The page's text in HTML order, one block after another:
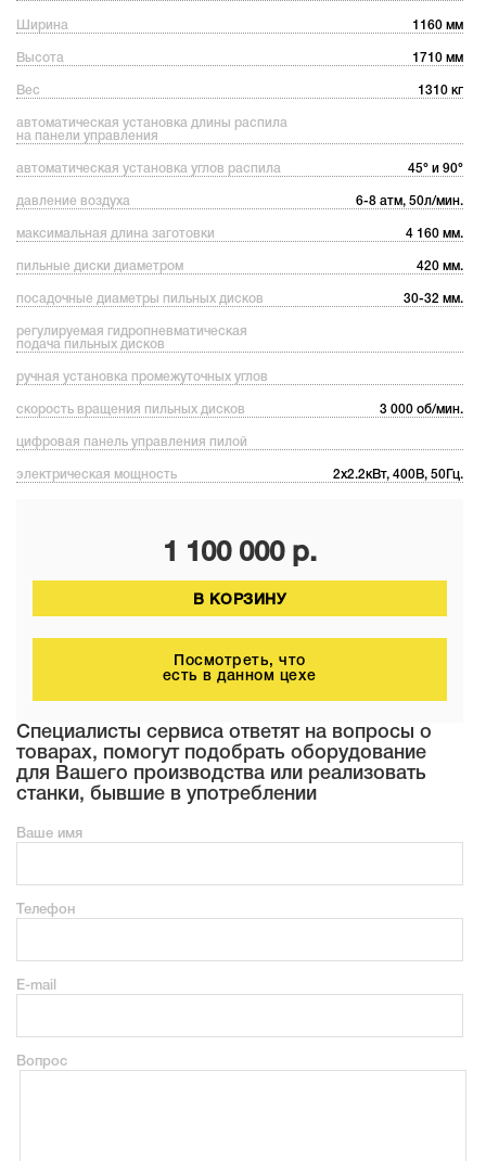
Ширина 1160 мм
Высота 1710 мм
Вес 1310 кг
автоматическая установка длины распила
на панели управления
автоматическая установка углов распила 45° и 90°
давление воздуха 6-8 атм, 50л/мин.
максимальная длина заготовки 4 160 мм.
пильные диски диаметром 420 мм.
посадочные диаметры пильных дисков 30-32 мм.
регулируемая гидропневматическая
подача пильных дисков
ручная установка промежуточных углов
скорость вращения пильных дисков 3 000 об/мин.
цифровая панель управления пилой
электрическая мощность 2х2.2кВт, 400В, 50Гц.
1 100 000р.
В КОРЗИНУ
Посмотреть, что
есть в данном цехе
Специалисты сервиса ответят на вопросы о
товарах, помогут подобрать оборудование
для Вашего производства или реализовать
станки, бывшие в употреблении
Ваше имя
Телефон
E-mail
Вопрос